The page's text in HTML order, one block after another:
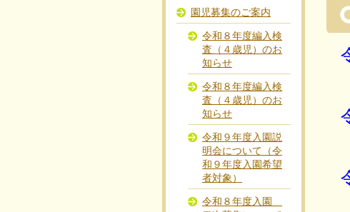
園児募集のご案内
令和８年度編入検
査（４歳児）のお
知らせ
令和８年度編入検
査（４歳児）のお
知らせ
令和９年度入園説
明会について（令
和９年度入園希望
者対象）
令和８年度入園